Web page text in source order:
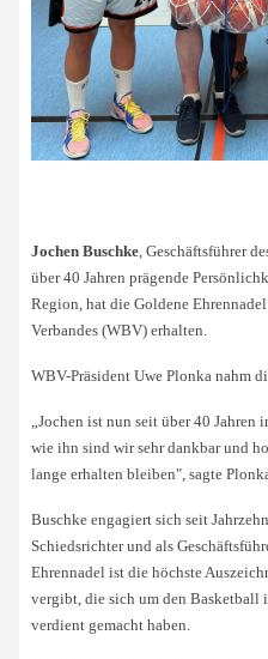
Jochen Buschke , Geschäftsführer
über 40 Jahren prägende
Region, hat die Goldene
Verbandes (WBV) erhalten.
WBV-Präsident Uwe Plonka nahm
„Jochen ist nun seit über 40
wie ihn sind wir sehr dankbar und
lange erhalten bleiben", sagte
Buschke engagiert sich seit
Schiedsrichter und als
Ehrennadel ist die höchste
vergibt, die sich um den Basketball
verdient gemacht haben.